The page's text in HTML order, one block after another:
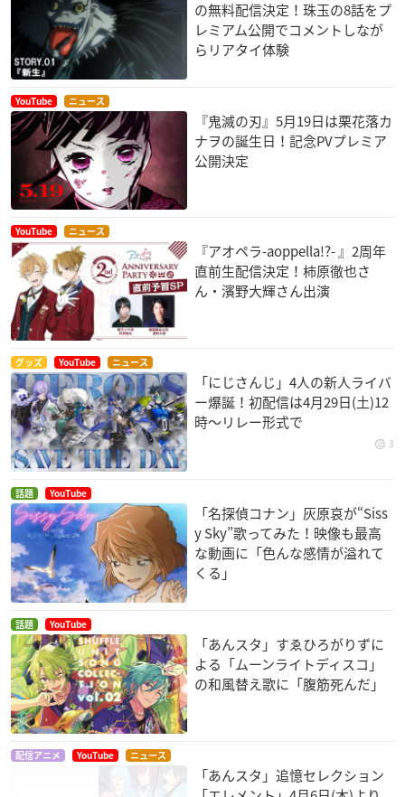
の無料配信決定！珠玉の8話をプ
レミアム公開でコメントしなが
らリアタイ体験
YouTube ニュース
『鬼滅の刃』5月19日は栗花落カ
ナヲの誕生日！記念PVプレミア
公開決定
YouTube ニュース
『アオペラ-aoppella!?- 』2周年
直前生配信決定！柿原徹也さ
ん・濱野大輝さん出演
グッズ YouTube ニュース
「にじさんじ」4人の新人ライバ
ー爆誕！初配信は4月29日(土)12
時〜リレー形式で
3
話題 YouTube
「名探偵コナン」灰原哀が“Siss
y Sky”歌ってみた！映像も最高
な動画に「色んな感情が溢れて
くる」
話題 YouTube
「あんスタ」すゑひろがりずに
よる「ムーンライトディスコ」
の和風替え歌に「腹筋死んだ」
配信アニメ YouTube ニュース
「あんスタ」追憶セレクション